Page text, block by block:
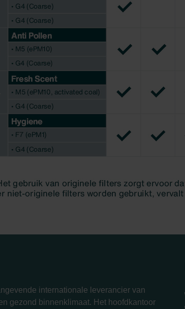
internationale leverancier van
gezond binnenklimaat. Het hoofdkantoor